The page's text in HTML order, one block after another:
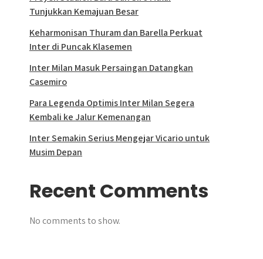
Tunjukkan Kemajuan Besar
Keharmonisan Thuram dan Barella Perkuat
Inter di Puncak Klasemen
Inter Milan Masuk Persaingan Datangkan
Casemiro
Para Legenda Optimis Inter Milan Segera
Kembali ke Jalur Kemenangan
Inter Semakin Serius Mengejar Vicario untuk
Musim Depan
Recent Comments
No comments to show.